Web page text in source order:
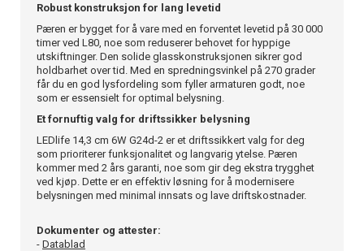
Robust konstruksjon for lang levetid
Pæren er bygget for å vare med en forventet levetid på 30 000
timer ved L80, noe som reduserer behovet for hyppige
utskiftninger. Den solide glasskonstruksjonen sikrer god
holdbarhet over tid. Med en spredningsvinkel på 270 grader
får du en god lysfordeling som fyller armaturen godt, noe
som er essensielt for optimal belysning.
Et fornuftig valg for driftssikker belysning
LEDlife 14,3 cm 6W G24d-2 er et driftssikkert valg for deg
som prioriterer funksjonalitet og langvarig ytelse. Pæren
kommer med 2 års garanti, noe som gir deg ekstra trygghet
ved kjøp. Dette er en effektiv løsning for å modernisere
belysningen med minimal innsats og lave driftskostnader.
Dokumenter og attester:
- Datablad